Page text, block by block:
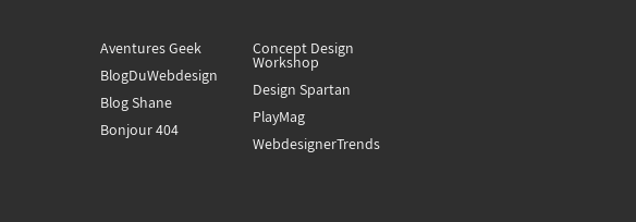
Aventures Geek
BlogDuWebdesign
Blog Shane
Bonjour 404
Concept Design
Workshop
Design Spartan
PlayMag
WebdesignerTrends